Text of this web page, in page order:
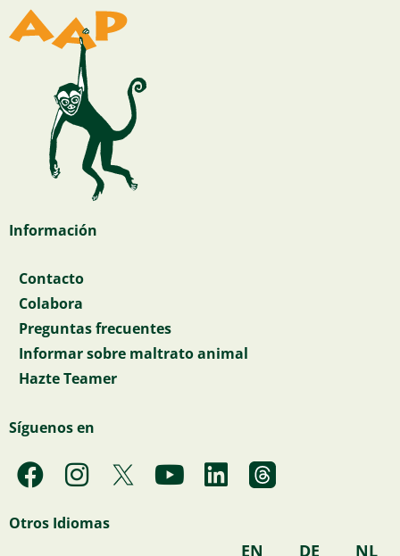
Información
Contacto
Colabora
Preguntas frecuentes
Informar sobre maltrato animal
Hazte Teamer
Síguenos en
F
a
c
I
n
s
Y
o
L
i
Otros Idiomas
EN DE NL